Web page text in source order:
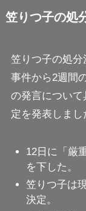
笠りつ子の処
笠りつ子の処
事件から2週間
の発言につい
定を発表しまし
12日に「厳
を下した。
笠りつ子は
決定。